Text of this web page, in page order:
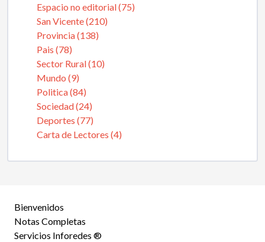
Espacio no editorial (75)
San Vicente (210)
Provincia (138)
Pais (78)
Sector Rural (10)
Mundo (9)
Politica (84)
Sociedad (24)
Deportes (77)
Carta de Lectores (4)
Bienvenidos
Notas Completas
Servicios Inforedes ®